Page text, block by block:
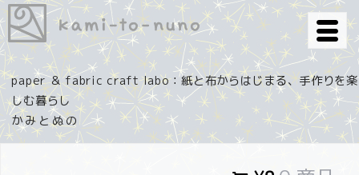
コ
ン
テ
ン
ツ
へ
ス
paper ＆ fabric craft labo：紙と布からはじまる、手作りを楽
しむ暮らし